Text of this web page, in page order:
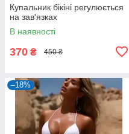
Купальник бікіні регулюється
на зав'язках
В наявності
370 ₴ 450 ₴
–18%